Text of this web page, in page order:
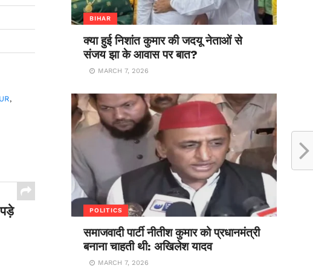
,
BIHAR
क्या हुई निशांत कुमार की जदयू नेताओं से
संजय झा के आवास पर बात?
MARCH 7, 2026
POLITICS
समाजवादी पार्टी नीतीश कुमार को प्रधानमंत्री
बनाना चाहती थी: अखिलेश यादव
MARCH 7, 2026